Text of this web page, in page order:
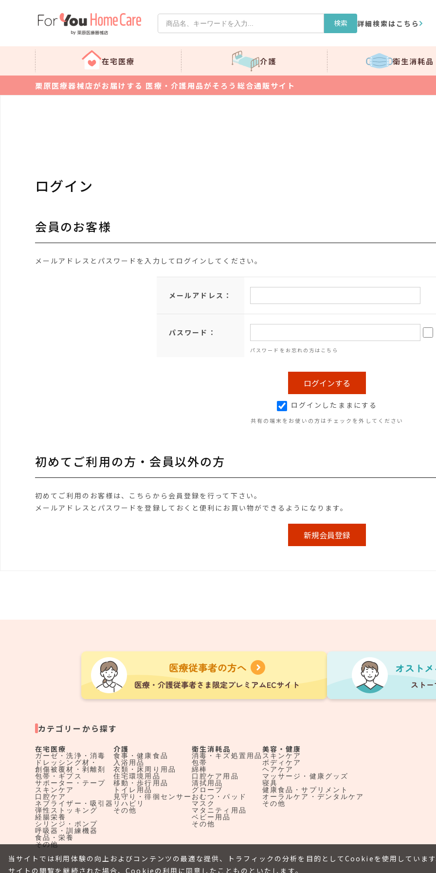
検索 詳細検索はこちら
在宅医療 介護 衛生消耗品
栗原医療器械店がお届けする 医療・介護用品がそろう総合通販サイト
ログイン
会員のお客様
メールアドレスとパスワードを入力してログインしてください。
メールアドレス：
パスワード：
パスワードをお忘れの方はこちら
ログインしたままにする
共有の端末をお使いの方はチェックを外してください
初めてご利用の方・会員以外の方
初めてご利用のお客様は、こちらから会員登録を行って下さい。
メールアドレスとパスワードを登録しておくと便利にお買い物ができるようになります。
カテゴリーから探す
在宅医療
ガーゼ・洗浄・消毒
ドレッシング材・
創傷被覆材・剥離剤
包帯・ギプス
サポーター・テープ
スキンケア
口腔ケア
ネブライザー・吸引器
弾性ストッキング
経腸栄養
シリンジ・ポンプ
呼吸器・訓練機器
食品・栄養
その他
介護
食事・健康食品
入浴用品
衣類・床周り用品
住宅環境用品
移動・歩行用品
トイレ用品
見守り・徘徊センサー
リハビリ
その他
衛生消耗品
消毒・キズ処置用品
包帯
綿棒
口腔ケア用品
清拭用品
グローブ
おむつ・パッド
マスク
マタニティ用品
ベビー用品
その他
美容・健康
スキンケア
ボディケア
ヘアケア
マッサージ・健康グッズ
寝具
健康食品・サプリメント
オーラルケア・デンタルケア
その他
当サイトでは利用体験の向上およびコンテンツの最適な提供、トラフィックの分析を目的としてCookieを使用しています
サイトの閲覧を継続された場合、Cookieの利用に同意したことものといたします。